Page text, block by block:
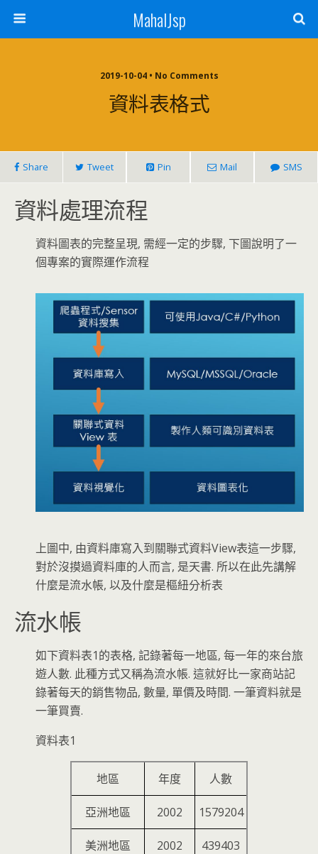
MahalJsp
2019-10-04 • No Comments
資料表格式
Share Tweet Pin Mail SMS
資料處理流程
資料圖表的完整呈現, 需經一定的步驟, 下圖說明了一
個專案的實際運作流程
上圖中, 由資料庫寫入到關聯式資料View表這一步驟,
對於沒摸過資料庫的人而言, 是天書. 所以在此先講解
什麼是流水帳, 以及什麼是樞紐分析表
流水帳
如下資料表1的表格, 記錄著每一地區, 每一年的來台旅
遊人數. 此種方式又稱為流水帳. 這就好比一家商站記
錄著每天的銷售物品, 數量, 單價及時間. 一筆資料就是
一筆買賣.
資料表1
地區 年度 人數
亞洲地區 2002 1579204
美洲地區 2002 439403